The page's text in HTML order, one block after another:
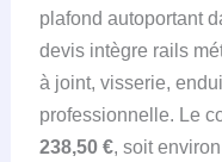
plafond autoportant
devis intègre rails
à joint, visserie,
professionnelle. Le
238,50 €, soit environ